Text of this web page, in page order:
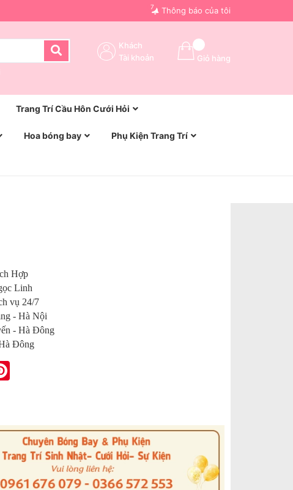
Thông báo của tôi
7
Giỏ hàng
Khách
Tài khoản
Trang Trí Cầu Hôn Cưới Hỏi
Hoa bóng bay Phụ Kiện Trang Trí
Hợp
Linh
vụ 24/7
- Hà Nội
- Hà Đông
Đông